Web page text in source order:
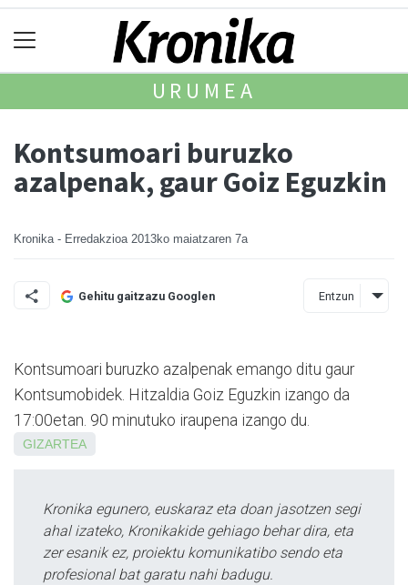
URUMEA
Kontsumoari buruzko
azalpenak, gaur Goiz Eguzkin
Kronika - Erredakzioa 2013ko maiatzaren 7a
Gehitu gaitzazu Googlen Entzun
Kontsumoari buruzko azalpenak emango ditu gaur
Kontsumobidek. Hitzaldia Goiz Eguzkin izango da
17:00etan. 90 minutuko iraupena izango du.
GIZARTEA
Kronika egunero, euskaraz eta doan jasotzen segi
ahal izateko, Kronikakide gehiago behar dira, eta
zer esanik ez, proiektu komunikatibo sendo eta
profesional bat garatu nahi badugu.